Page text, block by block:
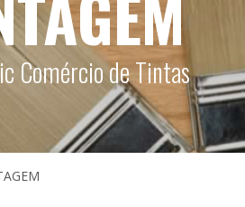
Comércio de Tintas